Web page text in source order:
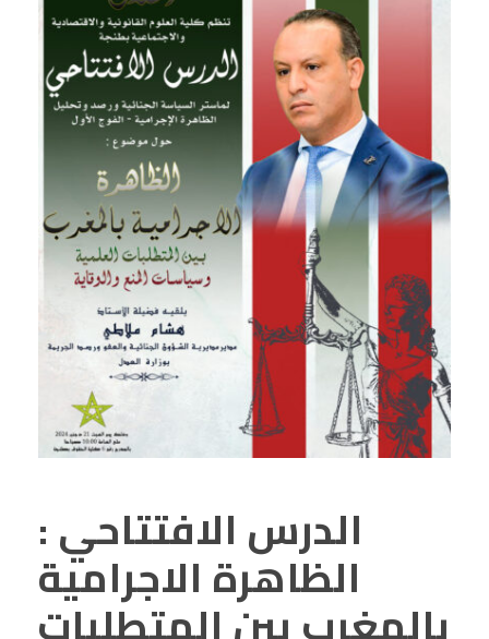
الدرس الافتتاحي :
الظاهرة الاجرامية